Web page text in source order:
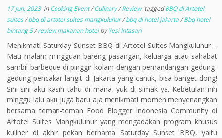
17 Jun, 2023inCooking Event/Culinary/Review taggedBBQ di Artotel
suites/bbq di artotel suites mangkuluhur/bbq di hotel jakarta/Bbq hotel
bintang 5/review makanan hotelbyYesi Intasari
Menikmati Saturday Sunset BBQ di Artotel Suites Mangkuluhur –
Mau malam mingguan bareng pasangan, keluarga atau sahabat
sambil barbeque di pinggir kolam dengan pemandangan gedung-
gedung pencakar langit di Jakarta yang cantik, bisa banget dong!
Sini-sini aku kasih tahu di mana, yuk di simak ya. Kebetulan nih
minggu lalu aku juga baru aja menikmati momen menyenangkan
bersama teman-teman Food Blogger Indonesia Community di
Artotel Suites Mangkuluhur yang mengadakan program khusus
kuliner di akhir pekan bernama Saturday Sunset BBQ, yaitu